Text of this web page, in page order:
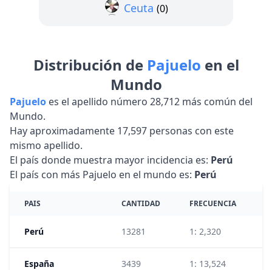
Ceuta (0)
Distribución de Pajuelo en el
Mundo
Pajuelo es el apellido número 28,712 más común del
Mundo.
Hay aproximadamente 17,597 personas con este
mismo apellido.
El país donde muestra mayor incidencia es: Perú
El país con más Pajuelo en el mundo es: Perú
PAIS CANTIDAD FRECUENCIA
Perú 13281 1: 2,320
España 3439 1: 13,524